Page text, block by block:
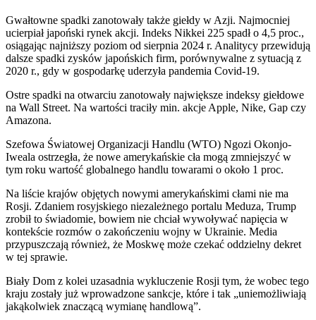
Gwałtowne spadki zanotowały także giełdy w Azji. Najmocniej
ucierpiał japoński rynek akcji. Indeks Nikkei 225 spadł o 4,5 proc.,
osiągając najniższy poziom od sierpnia 2024 r. Analitycy przewidują
dalsze spadki zysków japońskich firm, porównywalne z sytuacją z
2020 r., gdy w gospodarkę uderzyła pandemia Covid-19.
Ostre spadki na otwarciu zanotowały największe indeksy giełdowe
na Wall Street. Na wartości traciły min. akcje Apple, Nike, Gap czy
Amazona.
Szefowa Światowej Organizacji Handlu (WTO) Ngozi Okonjo-
Iweala ostrzegła, że nowe amerykańskie cła mogą zmniejszyć w
tym roku wartość globalnego handlu towarami o około 1 proc.
Na liście krajów objętych nowymi amerykańskimi cłami nie ma
Rosji. Zdaniem rosyjskiego niezależnego portalu Meduza, Trump
zrobił to świadomie, bowiem nie chciał wywoływać napięcia w
kontekście rozmów o zakończeniu wojny w Ukrainie. Media
przypuszczają również, że Moskwę może czekać oddzielny dekret
w tej sprawie.
Biały Dom z kolei uzasadnia wykluczenie Rosji tym, że wobec tego
kraju zostały już wprowadzone sankcje, które i tak „uniemożliwiają
jakąkolwiek znaczącą wymianę handlową”.